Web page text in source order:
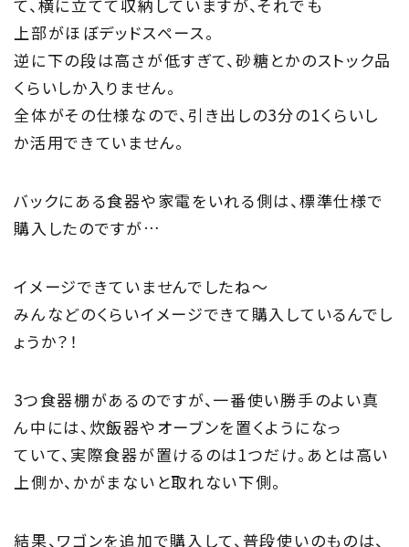
Information
家づくりに役立つ情報
Maintenance
家のメンテナンス
じゅうmado
住宅相談窓口 じゅうmado
て、横に立てて収納していますが、それでも
上部がほぼデッドスペース。
逆に下の段は高さが低すぎて、砂糖とかのストック品
くらいしか入りません。
全体がその仕様なので、引き出しの3分の1くらいし
か活用できていません。
バックにある食器や家電をいれる側は、標準仕様で
購入したのですが…
イメージできていませんでしたね～
みんなどのくらいイメージできて購入しているんでし
ょうか？！
3つ食器棚があるのですが、一番使い勝手のよい真
ん中には、炊飯器やオーブンを置くようになっ
ていて、実際食器が置けるのは1つだけ。あとは高い
上側か、かがまないと取れない下側。
結果、ワゴンを追加で購入して、普段使いのものは、